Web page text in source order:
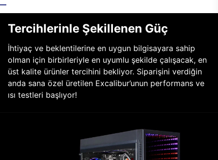
Tercihlerinle Şekillenen Güç
İhtiyaç ve beklentilerine en uygun bilgisayara sahip
olman için birbirleriyle en uyumlu şekilde çalışacak, en
üst kalite ürünler tercihini bekliyor. Siparişini verdiğin
anda sana özel üretilen Excalibur’unun performans ve
ısı testleri başlıyor!